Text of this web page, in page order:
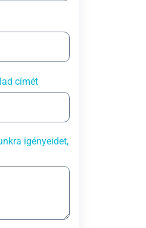
címét
igényeidet,